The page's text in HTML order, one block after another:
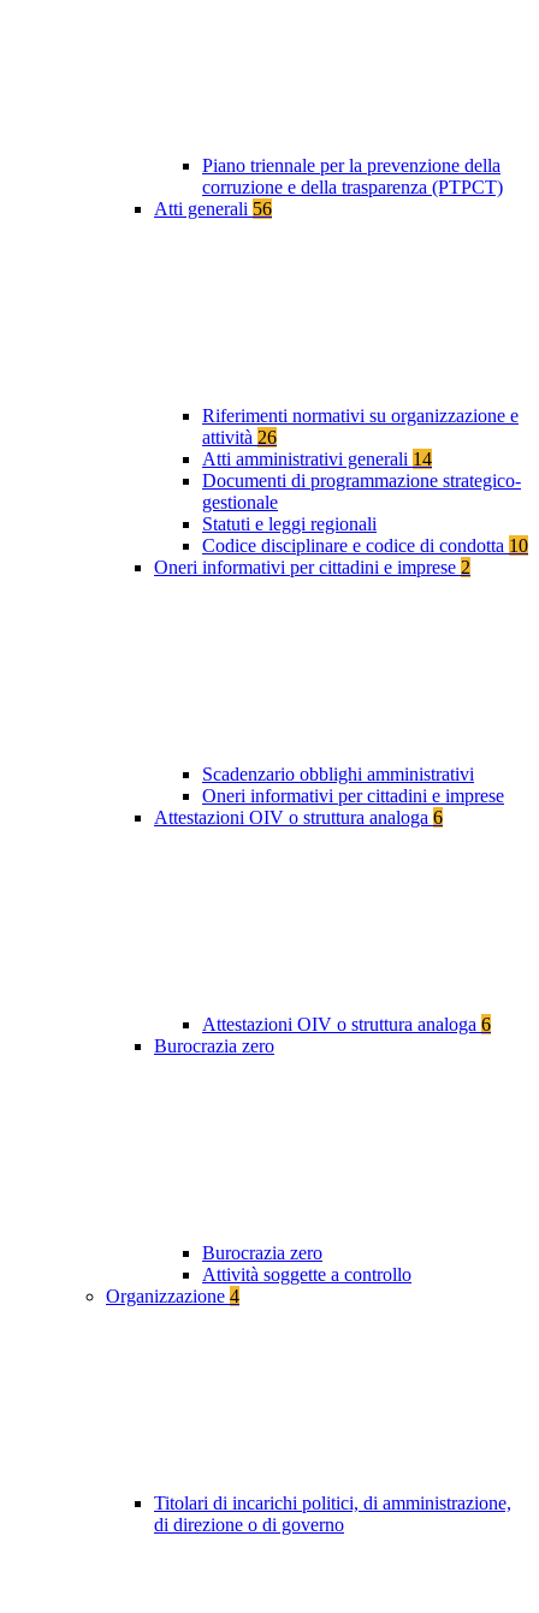
Piano triennale per la prevenzione della
corruzione e della trasparenza (PTPCT)
Atti generali 56
Riferimenti normativi su organizzazione e
attività 26
Atti amministrativi generali 14
Documenti di programmazione strategico-
gestionale
Statuti e leggi regionali
Codice disciplinare e codice di condotta 10
Oneri informativi per cittadini e imprese 2
Scadenzario obblighi amministrativi
Oneri informativi per cittadini e imprese
Attestazioni OIV o struttura analoga 6
Attestazioni OIV o struttura analoga 6
Burocrazia zero
Burocrazia zero
Attività soggette a controllo
Organizzazione 4
Titolari di incarichi politici, di amministrazione,
di direzione o di governo